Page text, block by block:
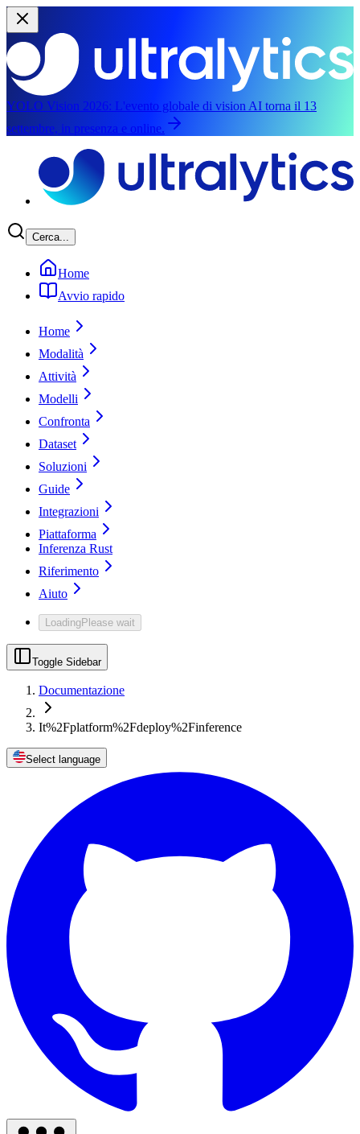
YOLO Vision 2026: L'evento globale di vision AI torna il 13
settembre, in presenza e online.
Cerca...
Home
Avvio rapido
Home
Modalità
Attività
Modelli
Confronta
Dataset
Soluzioni
Guide
Integrazioni
Piattaforma
Inferenza Rust
Riferimento
Aiuto
LoadingPlease wait
Toggle Sidebar
Documentazione
It%2Fplatform%2Fdeploy%2Finference
Select language